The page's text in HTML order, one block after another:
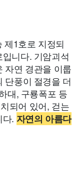
제1호로 지정되
니다. 기암괴석
자연 경관을 이룹
단풍이 절경을 더
대, 구룡폭포 등
되어 있어, 걷는
다. 자연의 아름다